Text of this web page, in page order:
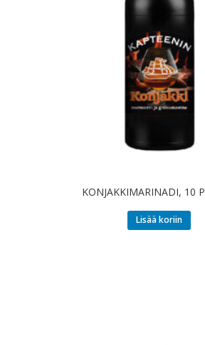
KONJAKKIMARINADI, 10
Lisää koriin